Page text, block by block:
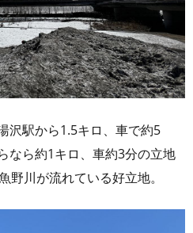
沢駅から1.5キロ、車で約5
なら約1キロ、車約3分の立地
野川が流れている好立地。